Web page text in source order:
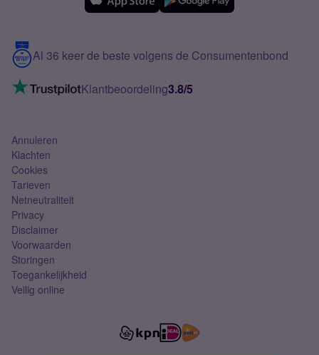
Meerdere nummers
5G internet
Mobiel internet
Mobiel abonnement
Contact
VoLTE 4G bellen
Al 36 keer de beste volgens de Consumentenbond
Klantbeoordeling3.8/5
Annuleren
Klachten
Cookies
Tarieven
Netneutraliteit
Privacy
Disclaimer
Voorwaarden
Storingen
Toegankelijkheid
Veilig online